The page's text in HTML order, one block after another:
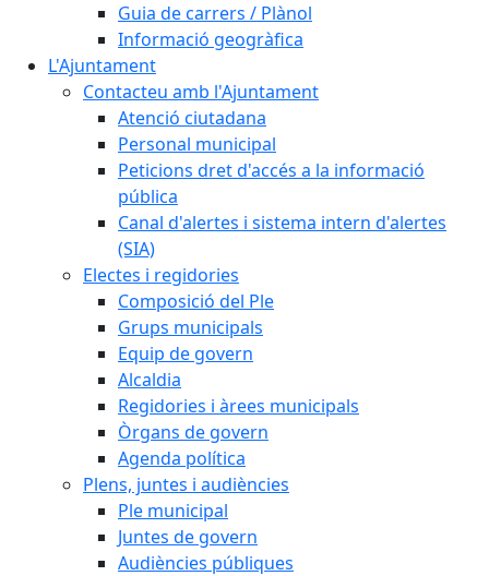
Guia de carrers / Plànol
Informació geogràfica
L'Ajuntament
Contacteu amb l'Ajuntament
Atenció ciutadana
Personal municipal
Peticions dret d'accés a la informació
pública
Canal d'alertes i sistema intern d'alertes
(SIA)
Electes i regidories
Composició del Ple
Grups municipals
Equip de govern
Alcaldia
Regidories i àrees municipals
Òrgans de govern
Agenda política
Plens, juntes i audiències
Ple municipal
Juntes de govern
Audiències públiques